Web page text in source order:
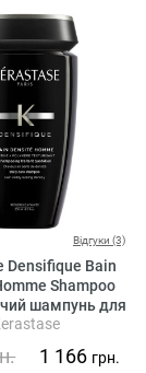
Відгуки (3)
Densifique Bain
Shampoo
шампунь для
густини волосся
1 166 грн.